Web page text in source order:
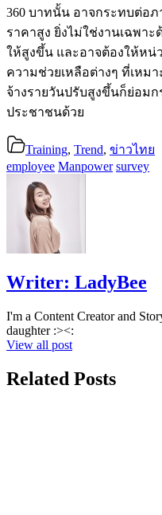
360 บาทนั้น อาจกระทบต่อ
ราคาสูง ยิ่งไม่ใช่งานเฉพา
ให้สูงขึ้น และอาจต้องให้ห
ความช่วยเหลือต่างๆ ที่เหม
จ้างรายวันปรับสูงขึ้นก็ย่อม
ประชาชนด้วย
Training, Trend, ข่าวไทย
employee Manpower survey
Writer: LadyBee
I'm a Content Creator and
daughter :><:
View all post
Related Posts